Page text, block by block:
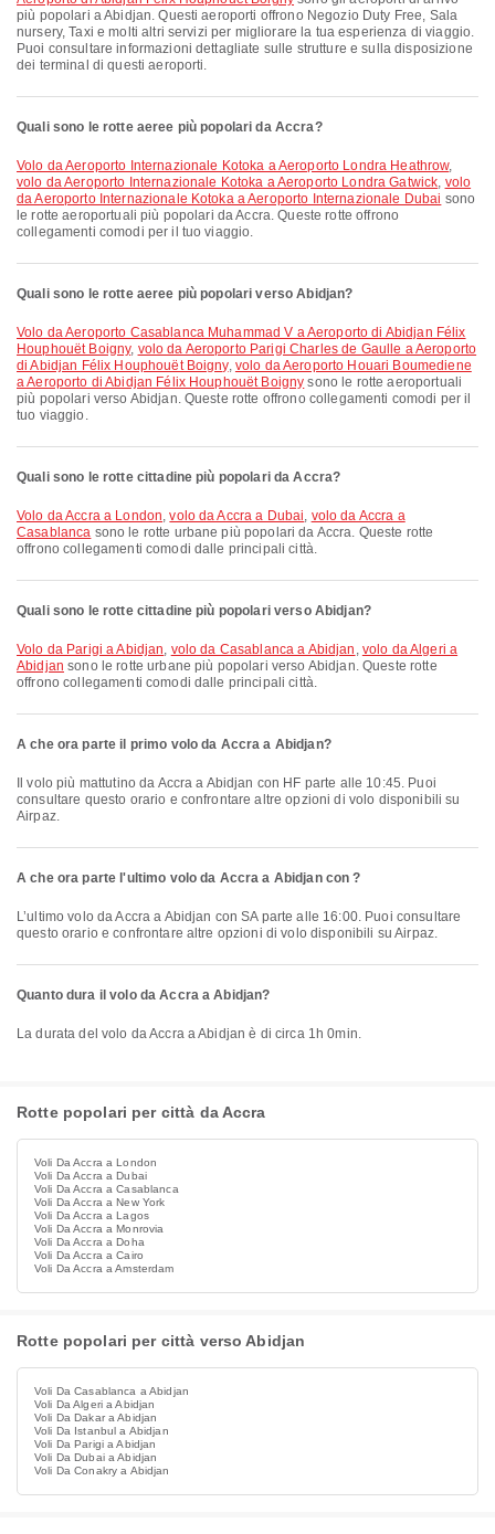
più popolari a Abidjan. Questi aeroporti offrono Negozio Duty Free, Sala
nursery, Taxi e molti altri servizi per migliorare la tua esperienza di viaggio.
Puoi consultare informazioni dettagliate sulle strutture e sulla disposizione
dei terminal di questi aeroporti.
Quali sono le rotte aeree più popolari da Accra?
volo da Aeroporto Internazionale Kotoka a Aeroporto Londra Heathrow,
volo da Aeroporto Internazionale Kotoka a Aeroporto Londra Gatwick, volo
da Aeroporto Internazionale Kotoka a Aeroporto Internazionale Dubai sono
le rotte aeroportuali più popolari da Accra. Queste rotte offrono
collegamenti comodi per il tuo viaggio.
Quali sono le rotte aeree più popolari verso Abidjan?
volo da Aeroporto Casablanca Muhammad V a Aeroporto di Abidjan Félix
Houphouët Boigny, volo da Aeroporto Parigi Charles de Gaulle a Aeroporto
di Abidjan Félix Houphouët Boigny, volo da Aeroporto Houari Boumediene
a Aeroporto di Abidjan Félix Houphouët Boigny sono le rotte aeroportuali
più popolari verso Abidjan. Queste rotte offrono collegamenti comodi per il
tuo viaggio.
Quali sono le rotte cittadine più popolari da Accra?
volo da Accra a London,volo da Accra a Dubai, volo da Accra a
Casablanca sono le rotte urbane più popolari da Accra. Queste rotte
offrono collegamenti comodi dalle principali città.
Quali sono le rotte cittadine più popolari verso Abidjan?
volo da Parigi a Abidjan, volo da Casablanca a Abidjan , volo da Algeri a
Abidjan sono le rotte urbane più popolari verso Abidjan. Queste rotte
offrono collegamenti comodi dalle principali città.
A che ora parte il primo volo da Accra a Abidjan?
consultare questo orario e confrontare altre opzioni di volo disponibili su
Airpaz.
A che ora parte l'ultimo volo da Accra a Abidjan con ?
L’ultimo volo da Accra a Abidjan con SA parte alle 16:00. Puoi consultare
questo orario e confrontare altre opzioni di volo disponibili su Airpaz.
Quanto dura il volo da Accra a Abidjan?
La durata del volo da Accra a Abidjan è di circa 1h 0min.
Rotte popolari per città da Accra
Voli Da Accra a London
Voli Da Accra a Dubai
Voli Da Accra a Casablanca
Voli Da Accra a New York
Voli Da Accra a Lagos
Voli Da Accra a Monrovia
Voli Da Accra a Doha
Voli Da Accra a Cairo
Voli Da Accra a Amsterdam
Rotte popolari per città verso Abidjan
Voli Da Casablanca a Abidjan
Voli Da Algeri a Abidjan
Voli Da Dakar a Abidjan
Voli Da Istanbul a Abidjan
Voli Da Parigi a Abidjan
Voli Da Dubai a Abidjan
Voli Da Conakry a Abidjan